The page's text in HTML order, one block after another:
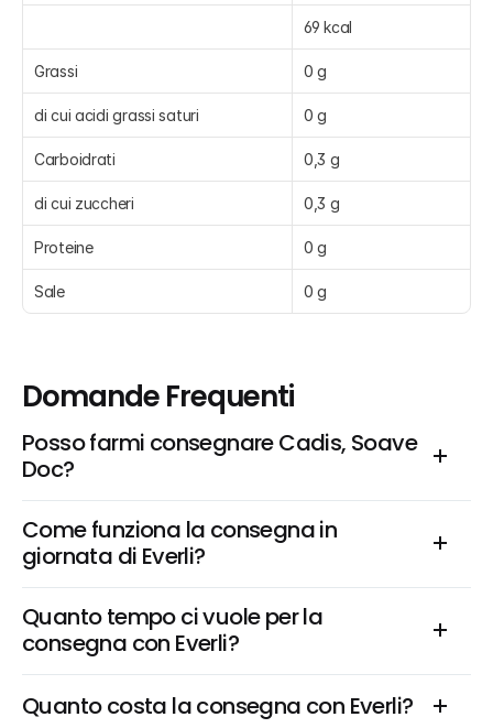
69 kcal
Grassi 0 g
di cui acidi grassi saturi 0 g
Carboidrati 0,3 g
di cui zuccheri 0,3 g
Proteine 0 g
Sale 0 g
Domande Frequenti
Posso farmi consegnare Cadis, Soave
Doc?
Come funziona la consegna in
giornata di Everli?
Quanto tempo ci vuole per la
consegna con Everli?
Quanto costa la consegna con Everli?